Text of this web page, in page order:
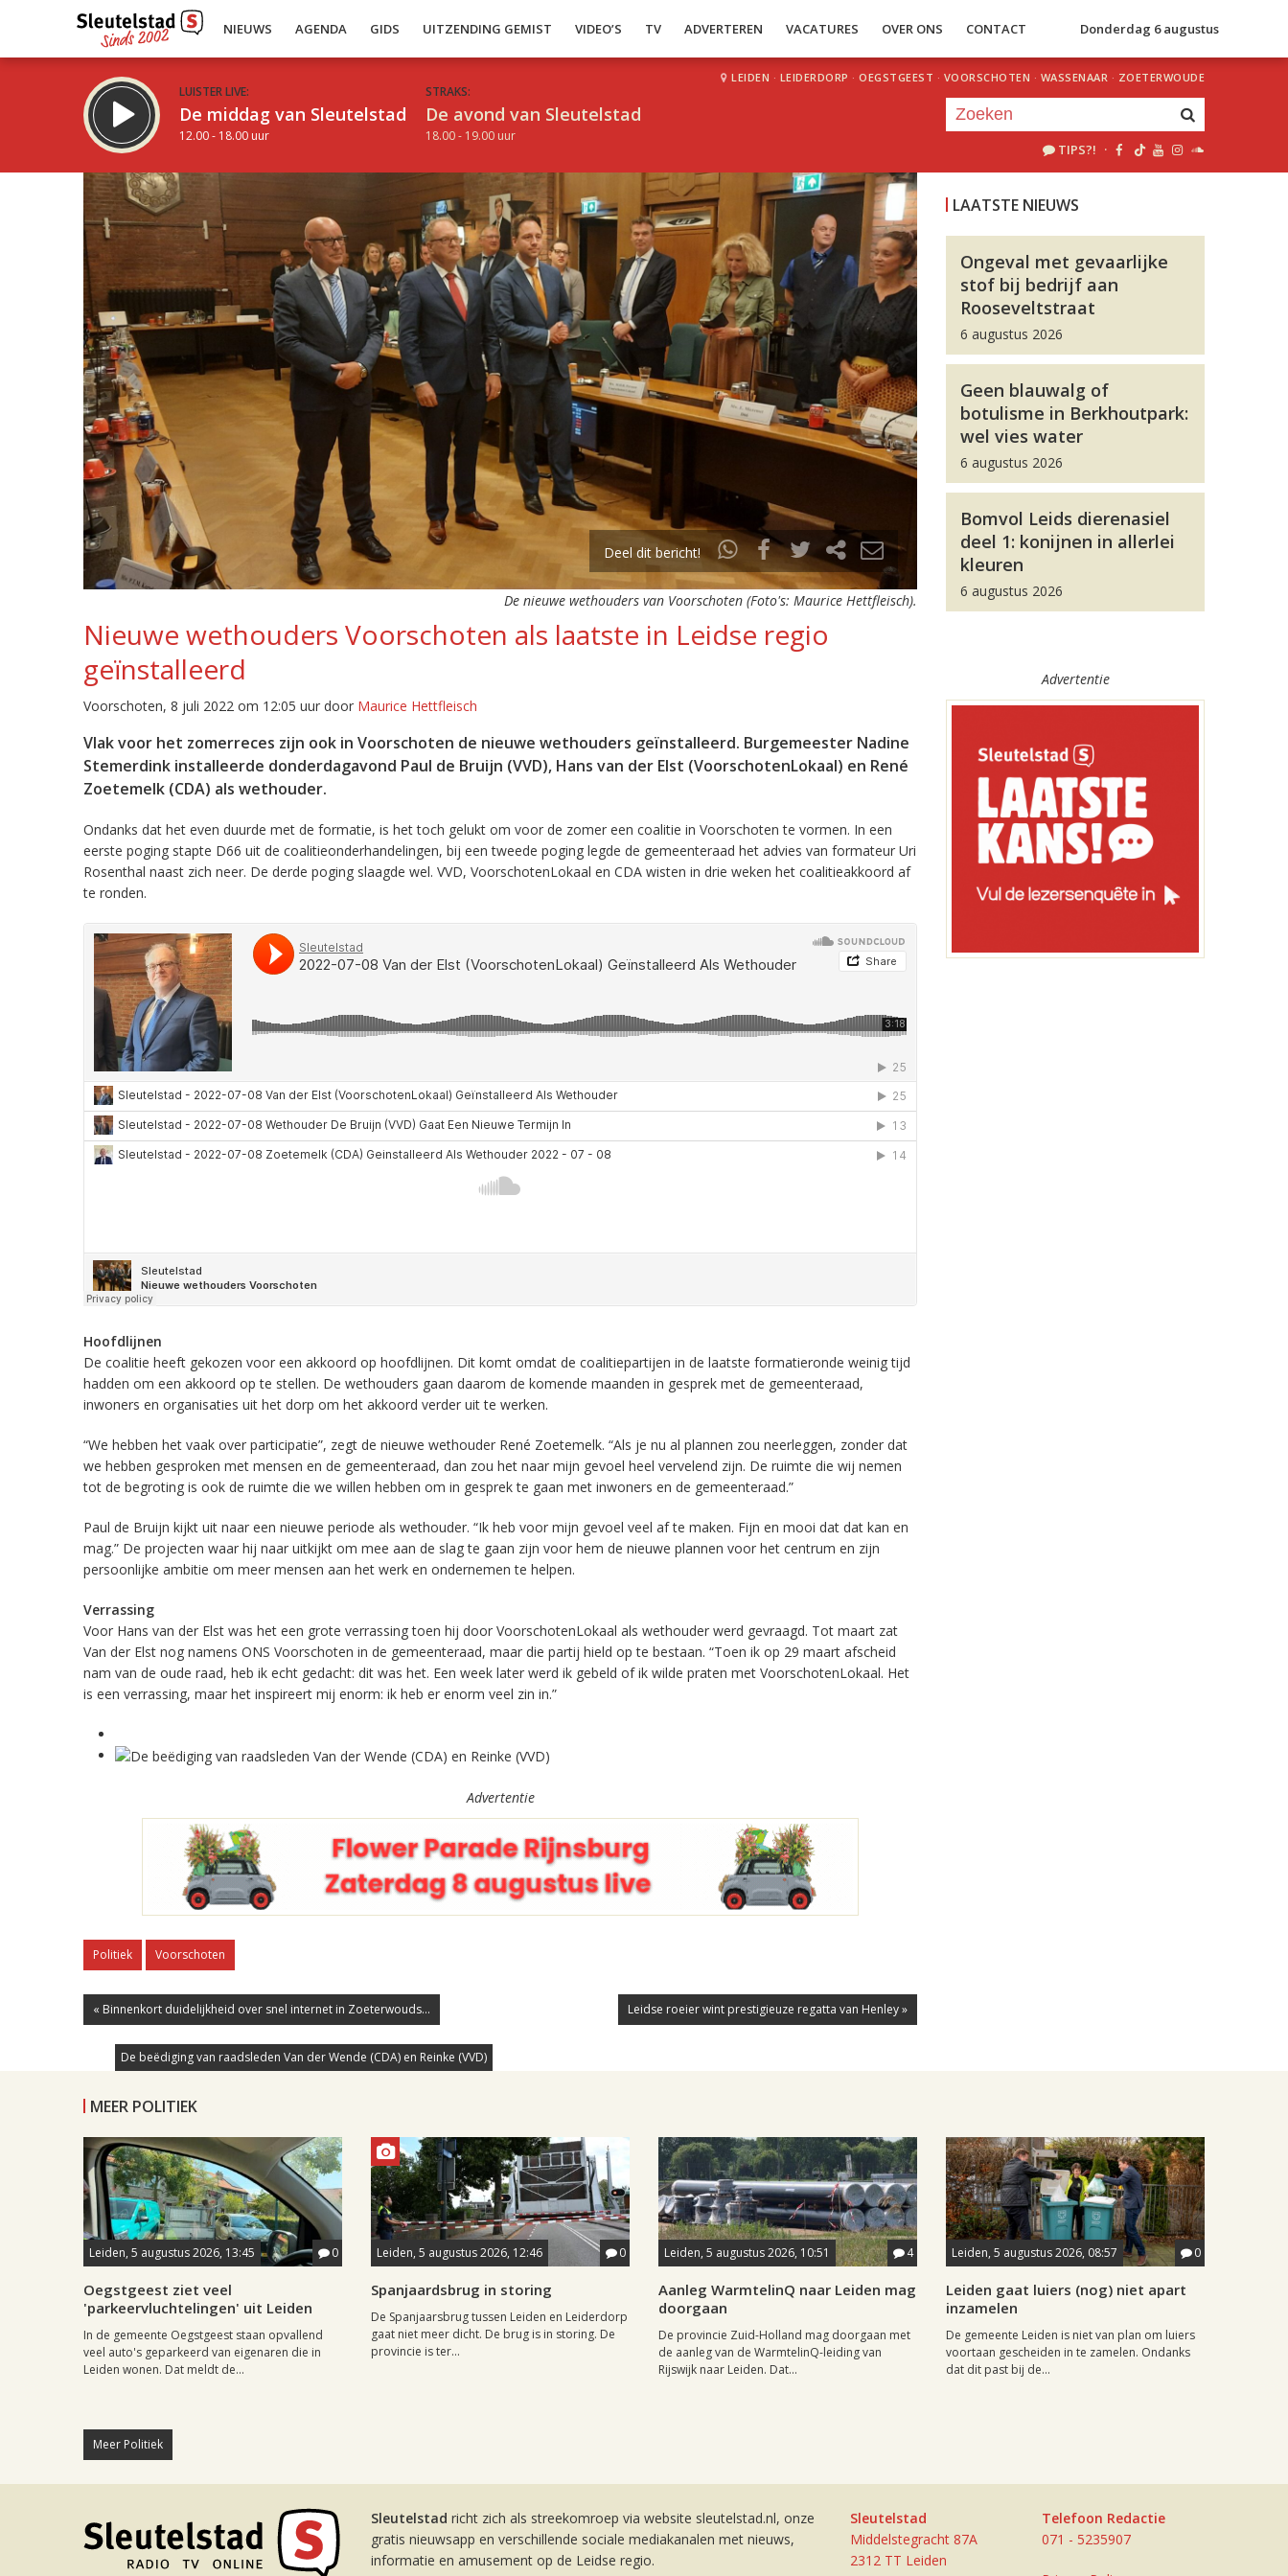
NIEUWS AGENDA GIDS UITZENDING GEMIST VIDEO’S TV ADVERTEREN VACATURES OVER ONS CONTACT Donderdag 6 augustus
LUISTER LIVE:
De middag van Sleutelstad
12.00 - 18.00 uur
STRAKS:
De avond van Sleutelstad
18.00 - 19.00 uur
LEIDEN · LEIDERDORP · OEGSTGEEST · VOORSCHOTEN · WASSENAAR · ZOETERWOUDE
TIPS?! ·
Inklappen
Deel dit bericht!
De nieuwe wethouders van Voorschoten (Foto's: Maurice Hettfleisch).
Nieuwe wethouders Voorschoten als laatste in Leidse regio
geïnstalleerd
Voorschoten, 8 juli 2022 om 12:05 uur door Maurice Hettfleisch
Vlak voor het zomerreces zijn ook in Voorschoten de nieuwe wethouders geïnstalleerd. Burgemeester Nadine
Stemerdink installeerde donderdagavond Paul de Bruijn (VVD), Hans van der Elst (VoorschotenLokaal) en René
Zoetemelk (CDA) als wethouder.
Ondanks dat het even duurde met de formatie, is het toch gelukt om voor de zomer een coalitie in Voorschoten te vormen. In een
eerste poging stapte D66 uit de coalitieonderhandelingen, bij een tweede poging legde de gemeenteraad het advies van formateur Uri
Rosenthal naast zich neer. De derde poging slaagde wel. VVD, VoorschotenLokaal en CDA wisten in drie weken het coalitieakkoord af
te ronden.
Hoofdlijnen
De coalitie heeft gekozen voor een akkoord op hoofdlijnen. Dit komt omdat de coalitiepartijen in de laatste formatieronde weinig tijd
hadden om een akkoord op te stellen. De wethouders gaan daarom de komende maanden in gesprek met de gemeenteraad,
inwoners en organisaties uit het dorp om het akkoord verder uit te werken.
“We hebben het vaak over participatie”, zegt de nieuwe wethouder René Zoetemelk. “Als je nu al plannen zou neerleggen, zonder dat
we hebben gesproken met mensen en de gemeenteraad, dan zou het naar mijn gevoel heel vervelend zijn. De ruimte die wij nemen
tot de begroting is ook de ruimte die we willen hebben om in gesprek te gaan met inwoners en de gemeenteraad.”
Paul de Bruijn kijkt uit naar een nieuwe periode als wethouder. “Ik heb voor mijn gevoel veel af te maken. Fijn en mooi dat dat kan en
mag.” De projecten waar hij naar uitkijkt om mee aan de slag te gaan zijn voor hem de nieuwe plannen voor het centrum en zijn
persoonlijke ambitie om meer mensen aan het werk en ondernemen te helpen.
Verrassing
Voor Hans van der Elst was het een grote verrassing toen hij door VoorschotenLokaal als wethouder werd gevraagd. Tot maart zat
Van der Elst nog namens ONS Voorschoten in de gemeenteraad, maar die partij hield op te bestaan. “Toen ik op 29 maart afscheid
nam van de oude raad, heb ik echt gedacht: dit was het. Een week later werd ik gebeld of ik wilde praten met VoorschotenLokaal. Het
is een verrassing, maar het inspireert mij enorm: ik heb er enorm veel zin in.”
De beëdiging van raadsleden Van der Wende (CDA) en Reinke (VVD)
Advertentie
Politiek Voorschoten
« Binnenkort duidelijkheid over snel internet in Zoeterwouds... Leidse roeier wint prestigieuze regatta van Henley »
LAATSTE NIEUWS
Ongeval met gevaarlijke
stof bij bedrijf aan
Rooseveltstraat
6 augustus 2026
Geen blauwalg of
botulisme in Berkhoutpark:
wel vies water
6 augustus 2026
Bomvol Leids dierenasiel
deel 1: konijnen in allerlei
kleuren
6 augustus 2026
Advertentie
MEER POLITIEK
Leiden, 5 augustus 2026, 13:45 0
Oegstgeest ziet veel
'parkeervluchtelingen' uit Leiden
In de gemeente Oegstgeest staan opvallend
veel auto's geparkeerd van eigenaren die in
Leiden wonen. Dat meldt de...
Leiden, 5 augustus 2026, 12:46 0
Spanjaardsbrug in storing
De Spanjaarsbrug tussen Leiden en Leiderdorp
gaat niet meer dicht. De brug is in storing. De
provincie is ter...
Leiden, 5 augustus 2026, 10:51 4
Aanleg WarmtelinQ naar Leiden mag
doorgaan
De provincie Zuid-Holland mag doorgaan met
de aanleg van de WarmtelinQ-leiding van
Rijswijk naar Leiden. Dat...
Leiden, 5 augustus 2026, 08:57 0
Leiden gaat luiers (nog) niet apart
inzamelen
De gemeente Leiden is niet van plan om luiers
voortaan gescheiden in te zamelen. Ondanks
dat dit past bij de...
Meer Politiek
Sleutelstad richt zich als streekomroep via website sleutelstad.nl, onze
gratis nieuwsapp en verschillende sociale mediakanalen met nieuws,
informatie en amusement op de Leidse regio.
Sleutelstad
Middelstegracht 87A
2312 TT Leiden
Telefoon Redactie
071 - 5235907